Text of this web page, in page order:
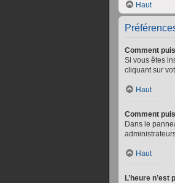
Haut
Comment
Si vous êtes
cliquant sur
Haut
Comment
Dans le
Haut
L’heure